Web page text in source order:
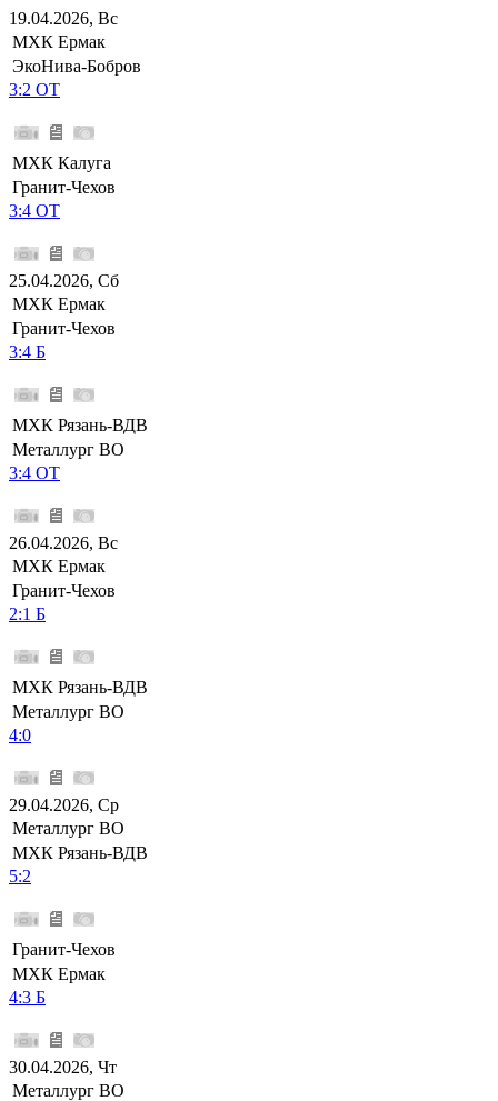
19.04.2026, Вс
МХК Ермак
ЭкоНива-Бобров
3:2 ОТ
МХК Калуга
Гранит-Чехов
3:4 ОТ
25.04.2026, Сб
МХК Ермак
Гранит-Чехов
3:4 Б
МХК Рязань-ВДВ
Металлург ВО
3:4 ОТ
26.04.2026, Вс
МХК Ермак
Гранит-Чехов
2:1 Б
МХК Рязань-ВДВ
Металлург ВО
4:0
29.04.2026, Ср
Металлург ВО
МХК Рязань-ВДВ
5:2
Гранит-Чехов
МХК Ермак
4:3 Б
30.04.2026, Чт
Металлург ВО